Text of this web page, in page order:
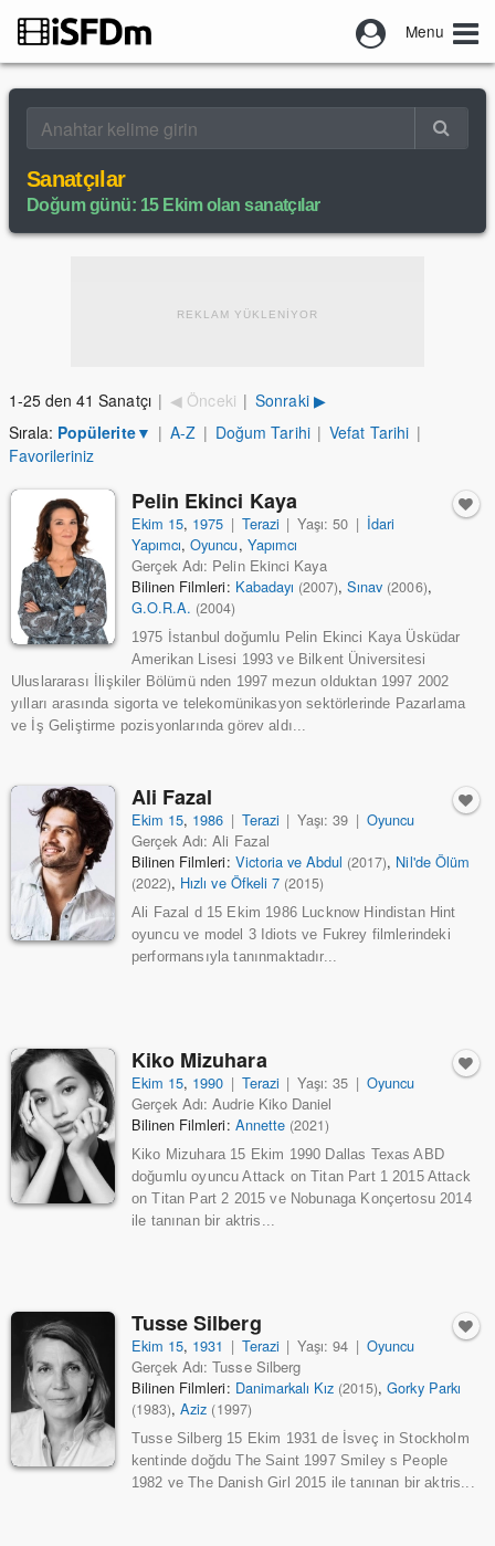
Menu
Sanatçılar
Doğum günü: 15 Ekim olan sanatçılar
REKLAM YÜKLENİYOR
1-25 den 41 Sanatçı | ◀ Önceki | Sonraki ▶
Sırala: Popülerite▼ | A-Z | Doğum Tarihi | Vefat Tarihi |
Favorileriniz
Pelin Ekinci Kaya
Ekim 15, 1975 | Terazi | Yaşı: 50 | İdari
Yapımcı,Oyuncu, Yapımcı
Gerçek Adı: Pelin Ekinci Kaya
Bilinen Filmleri: Kabadayı (2007),Sınav (2006),
G.O.R.A. (2004)
1975 İstanbul doğumlu Pelin Ekinci Kaya Üsküdar
Amerikan Lisesi 1993 ve Bilkent Üniversitesi
Uluslararası İlişkiler Bölümü nden 1997 mezun olduktan 1997 2002
yılları arasında sigorta ve telekomünikasyon sektörlerinde Pazarlama
ve İş Geliştirme pozisyonlarında görev aldı...
Ali Fazal
Ekim 15, 1986 | Terazi | Yaşı: 39 | Oyuncu
Gerçek Adı: Ali Fazal
Bilinen Filmleri: Victoria ve Abdul (2017), Nil'de Ölüm
(2022), Hızlı ve Öfkeli 7 (2015)
Ali Fazal d 15 Ekim 1986 Lucknow Hindistan Hint
oyuncu ve model 3 Idiots ve Fukrey filmlerindeki
performansıyla tanınmaktadır...
Kiko Mizuhara
Ekim 15, 1990 | Terazi | Yaşı: 35 | Oyuncu
Gerçek Adı: Audrie Kiko Daniel
Bilinen Filmleri: Annette (2021)
Kiko Mizuhara 15 Ekim 1990 Dallas Texas ABD
doğumlu oyuncu Attack on Titan Part 1 2015 Attack
on Titan Part 2 2015 ve Nobunaga Konçertosu 2014
ile tanınan bir aktris...
Tusse Silberg
Ekim 15, 1931 | Terazi | Yaşı: 94 | Oyuncu
Gerçek Adı: Tusse Silberg
Bilinen Filmleri: Danimarkalı Kız (2015),Gorky Parkı
(1983),Aziz (1997)
Tusse Silberg 15 Ekim 1931 de İsveç in Stockholm
kentinde doğdu The Saint 1997 Smiley s People
1982 ve The Danish Girl 2015 ile tanınan bir aktris...